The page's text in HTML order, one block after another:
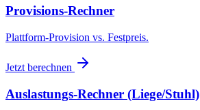
Provisions-Rechner
Plattform-Provision vs. Festpreis.
Jetzt berechnen
Auslastungs-Rechner (Liege/Stuhl)